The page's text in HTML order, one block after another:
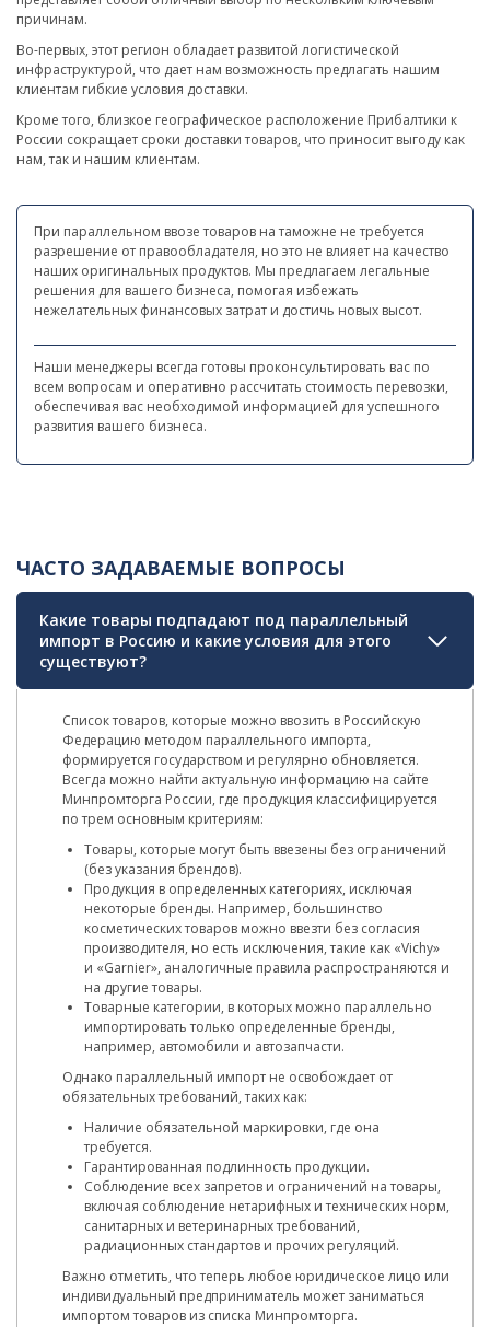
причинам.
Во-первых, этот регион обладает развитой логистической
инфраструктурой, что дает нам возможность предлагать нашим
клиентам гибкие условия доставки.
Кроме того, близкое географическое расположение Прибалтики к
России сокращает сроки доставки товаров, что приносит выгоду как
нам, так и нашим клиентам.
При параллельном ввозе товаров на таможне не требуется
разрешение от правообладателя, но это не влияет на качество
наших оригинальных продуктов. Мы предлагаем легальные
решения для вашего бизнеса, помогая избежать
нежелательных финансовых затрат и достичь новых высот.
Наши менеджеры всегда готовы проконсультировать вас по
всем вопросам и оперативно рассчитать стоимость перевозки,
обеспечивая вас необходимой информацией для успешного
развития вашего бизнеса.
ЧАСТО ЗАДАВАЕМЫЕ ВОПРОСЫ
Какие товары подпадают под параллельный
импорт в Россию и какие условия для этого
существуют?
Список товаров, которые можно ввозить в Российскую
Федерацию методом параллельного импорта,
формируется государством и регулярно обновляется.
Всегда можно найти актуальную информацию на сайте
Минпромторга России, где продукция классифицируется
по трем основным критериям:
Товары, которые могут быть ввезены без ограничений
(без указания брендов).
Продукция в определенных категориях, исключая
некоторые бренды. Например, большинство
косметических товаров можно ввезти без согласия
производителя, но есть исключения, такие как «Vichy»
и «Garnier», аналогичные правила распространяются и
на другие товары.
Товарные категории, в которых можно параллельно
импортировать только определенные бренды,
например, автомобили и автозапчасти.
Однако параллельный импорт не освобождает от
обязательных требований, таких как:
Наличие обязательной маркировки, где она
требуется.
Гарантированная подлинность продукции.
Соблюдение всех запретов и ограничений на товары,
включая соблюдение нетарифных и технических норм,
санитарных и ветеринарных требований,
радиационных стандартов и прочих регуляций.
Важно отметить, что теперь любое юридическое лицо или
индивидуальный предприниматель может заниматься
импортом товаров из списка Минпромторга.